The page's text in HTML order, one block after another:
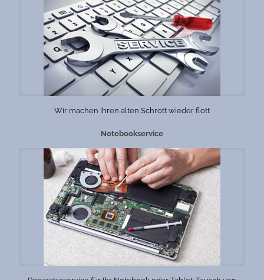
Wir machen Ihren alten Schrott wieder flott
Notebookservice